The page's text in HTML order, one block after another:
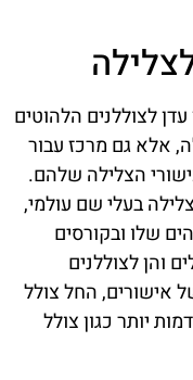
לצוללנים הלהוטים
אלא גם מרכז עבור
הצלילה שלהם.
בעלי שם עולמי,
שלו ובקורסים
והן לצוללנים
אישורים, החל צולל
יותר כגון צולל